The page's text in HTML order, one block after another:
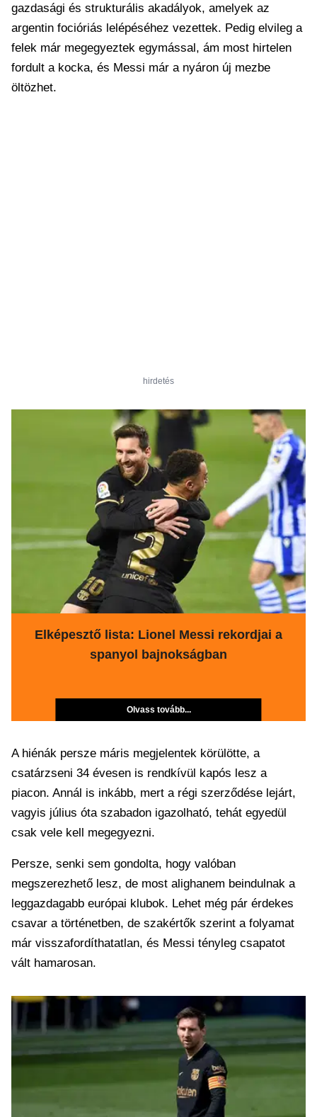
gazdasági és strukturális akadályok, amelyek az
argentin focióriás lelépéséhez vezettek. Pedig elvileg a
felek már megegyeztek egymással, ám most hirtelen
fordult a kocka, és Messi már a nyáron új mezbe
öltözhet.
hirdetés
Elképesztő lista: Lionel Messi rekordjai a
spanyol bajnokságban
Olvass tovább...
A hiénák persze máris megjelentek körülötte, a
csatárzseni 34 évesen is rendkívül kapós lesz a
piacon. Annál is inkább, mert a régi szerződése lejárt,
vagyis július óta szabadon igazolható, tehát egyedül
csak vele kell megegyezni.
Persze, senki sem gondolta, hogy valóban
megszerezhető lesz, de most alighanem beindulnak a
leggazdagabb európai klubok. Lehet még pár érdekes
csavar a történetben, de szakértők szerint a folyamat
már visszafordíthatatlan, és Messi tényleg csapatot
vált hamarosan.